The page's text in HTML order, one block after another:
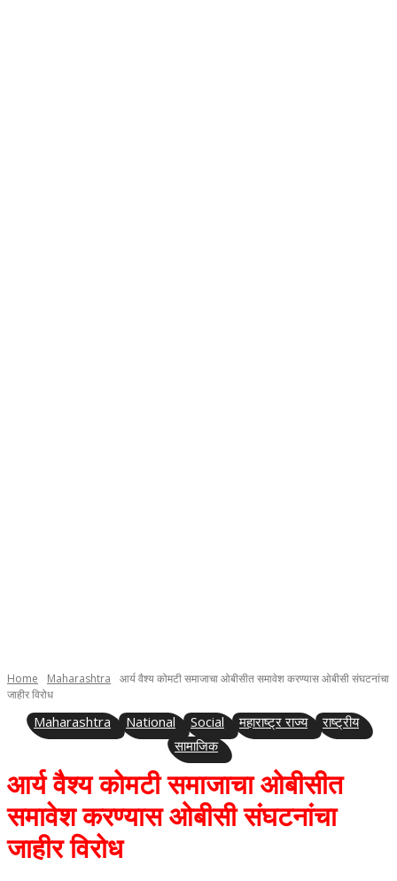
Home Maharashtra
आर्य वैश्य कोमटी समाजाचा ओबीसीत समावेश करण्यास ओबीसी संघटनांचा
जाहीर विरोध
Maharashtra National Social महाराष्ट्र राज्य
राष्ट्रीय
सामाजिक
आर्य वैश्य कोमटी समाजाचा ओबीसीत
समावेश करण्यास ओबीसी संघटनांचा
जाहीर विरोध